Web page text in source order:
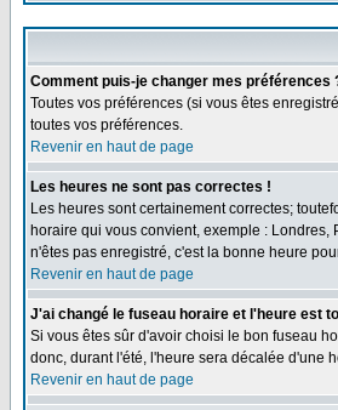
Comment puis-je changer mes préférences
Toutes vos préférences (si vous êtes
toutes vos préférences.
Revenir en haut de page
Les heures ne sont pas correctes !
Les heures sont certainement correctes;
horaire qui vous convient, exemple :
n'êtes pas enregistré, c'est la bonne heure
Revenir en haut de page
J'ai changé le fuseau horaire et l'heure est
Si vous êtes sûr d'avoir choisi le bon fuseau
donc, durant l'été, l'heure sera décalée d'une
Revenir en haut de page